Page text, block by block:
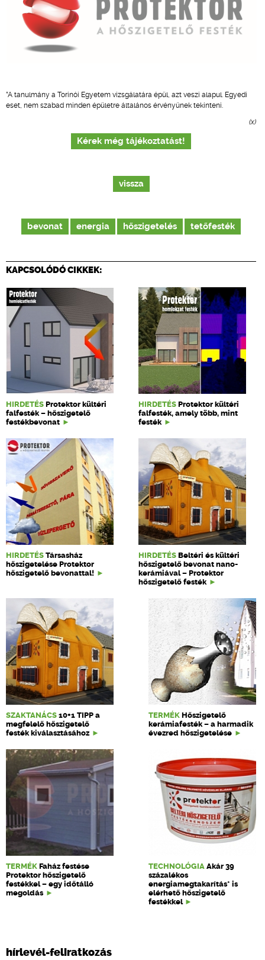
*A tanulmány a Torinói Egyetem vizsgálatára épül, azt veszi alapul. Egyedi
eset, nem szabad minden épületre általános érvényűnek tekinteni.
(x)
Kérek még tájékoztatást!
vissza
bevonat energia hőszigetelés tetőfesték
KAPCSOLÓDÓ CIKKEK:
HIRDETÉS Protektor kültéri
falfesték – hőszigetelő
festékbevonat
HIRDETÉS Protektor kültéri
falfesték, amely több, mint
festék
HIRDETÉS Társasház
hőszigetelése Protektor
hőszigetelő bevonattal!
HIRDETÉS Beltéri és kültéri
hőszigetelő bevonat nano-
kerámiával – Protektor
hőszigetelő festék
SZAKTANÁCS 10+1 TIPP a
megfelelő hőszigetelő
festék kiválasztásához
TERMÉK Hőszigetelő
kerámiafesték – a harmadik
évezred hőszigetelése
TERMÉK Faház festése
Protektor hőszigetelő
festékkel – egy időtálló
megoldás
TECHNOLÓGIA Akár 39
százalékos
energiamegtakarítás* is
elérhető hőszigetelő
festékkel
hírlevél-feliratkozás